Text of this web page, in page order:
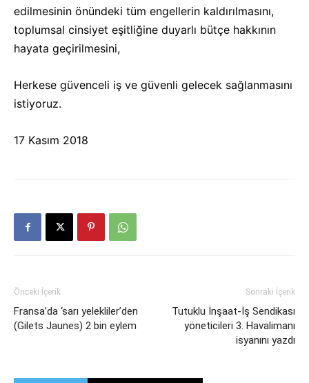
edilmesinin önündeki tüm engellerin kaldırılmasını,
toplumsal cinsiyet eşitliğine duyarlı bütçe hakkının
hayata geçirilmesini,
Herkese güvenceli iş ve güvenli gelecek sağlanmasını
istiyoruz.
17 Kasım 2018
Önceki İçerik
Fransa’da ‘sarı yelekliler’den
(Gilets Jaunes) 2 bin eylem
Sonraki İçerik
Tutuklu İnşaat-İş Sendikası
yöneticileri 3. Havalimanı
isyanını yazdı